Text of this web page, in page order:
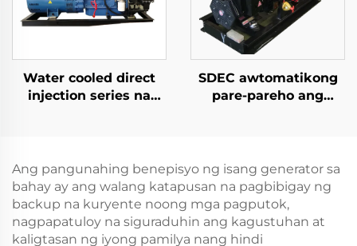
Water cooled direct
injection series na
SDEC awtomatikong
pare-pareho ang
Ang pangunahing benepisyo ng isang generator sa
bahay ay ang walang katapusan na pagbibigay ng
backup na kuryente noong mga pagputok,
nagpapatuloy na siguraduhin ang kagustuhan at
kaligtasan ng iyong pamilya nang hindi